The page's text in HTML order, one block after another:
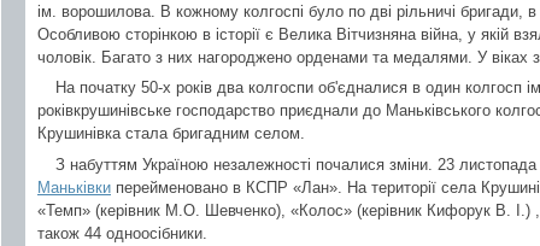
ім. ворошилова. В кожному колгоспі було по дві рільничі бригади,
Особливою сторінкою в історії є Велика Вітчизняна війна, у якій
чоловік. Багато з них нагороджено орденами та медалями. У віках
На початку 50-х років два колгоспи об'єдналися в один колгосп
роківкрушинівське господарство приєднали до Маньківського
Крушинівка стала бригадним селом.
З набуттям Україною незалежності почалися зміни. 23
Маньківки перейменовано в КСПР «Лан». На території села
«Темп» (керівник М.О. Шевченко), «Колос» (керівник Кифорук В.
також 44 одноосібники.